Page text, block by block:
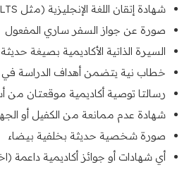
شهادة إتقان اللغة الإنجليزية (مثل IELTS أو TOEFL)
صورة عن جواز السفر ساري المفعول
السيرة الذاتية الأكاديمية بصيغة حديثة
خطاب نية يتضمن أهداف الدراسة في
رسالتا توصية أكاديمية موقعتان من
شهادة عدم ممانعة من الكفيل أو
صورة شخصية حديثة بخلفية بيضاء
أي شهادات أو جوائز أكاديمية داعمة